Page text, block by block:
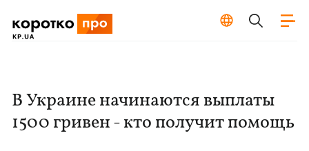
В Украине начинаются выплаты
1500 гривен - кто получит помощь